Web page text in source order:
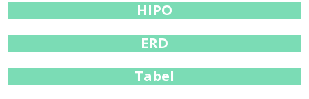
HIPO
ERD
Tabel